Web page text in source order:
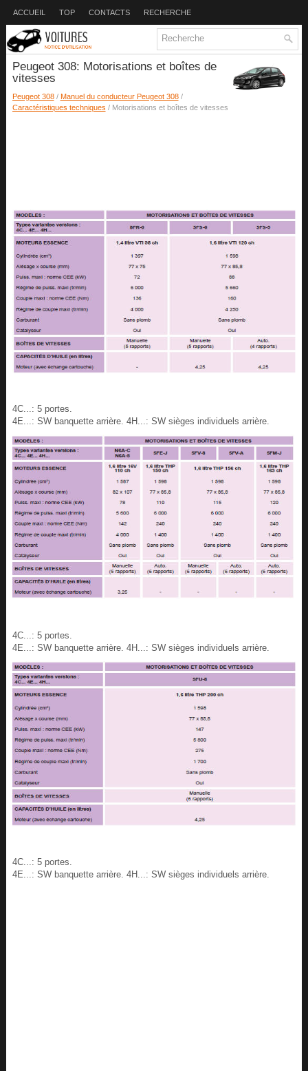
ACCUEIL TOP CONTACTS RECHERCHE
Peugeot 308: Motorisations et boîtes de
vitesses
Peugeot 308/ Manuel du conducteur Peugeot 308/
Caractéristiques techniques / Motorisations et boîtes de vitesses
4C...: 5 portes.
4E...: SW banquette arrière. 4H...: SW sièges individuels arrière.
4C...: 5 portes.
4E...: SW banquette arrière. 4H...: SW sièges individuels arrière.
4C...: 5 portes.
4E...: SW banquette arrière. 4H...: SW sièges individuels arrière.